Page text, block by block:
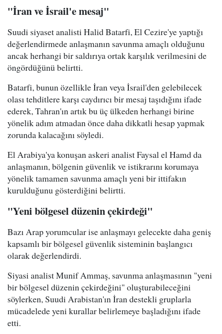
"İran ve İsrail'e mesaj"
Suudi siyaset analisti Halid Batarfi, El Cezire'ye yaptığı
değerlendirmede anlaşmanın savunma amaçlı olduğunu
ancak herhangi bir saldırıya ortak karşılık verilmesini de
öngördüğünü belirtti.
Batarfi, bunun özellikle İran veya İsrail'den gelebilecek
olası tehditlere karşı caydırıcı bir mesaj taşıdığını ifade
ederek, Tahran'ın artık bu üç ülkeden herhangi birine
yönelik adım atmadan önce daha dikkatli hesap yapmak
zorunda kalacağını söyledi.
El Arabiya'ya konuşan askeri analist Faysal el Hamd da
anlaşmanın, bölgenin güvenlik ve istikrarını korumaya
yönelik tamamen savunma amaçlı yeni bir ittifakın
kurulduğunu gösterdiğini belirtti.
"Yeni bölgesel düzenin çekirdeği"
Bazı Arap yorumcular ise anlaşmayı gelecekte daha geniş
kapsamlı bir bölgesel güvenlik sisteminin başlangıcı
olarak değerlendirdi.
Siyasi analist Munif Ammaş, savunma anlaşmasının "yeni
bir bölgesel düzenin çekirdeğini" oluşturabileceğini
söylerken, Suudi Arabistan'ın İran destekli gruplarla
mücadelede yeni kurallar belirlemeye başladığını ifade
etti.